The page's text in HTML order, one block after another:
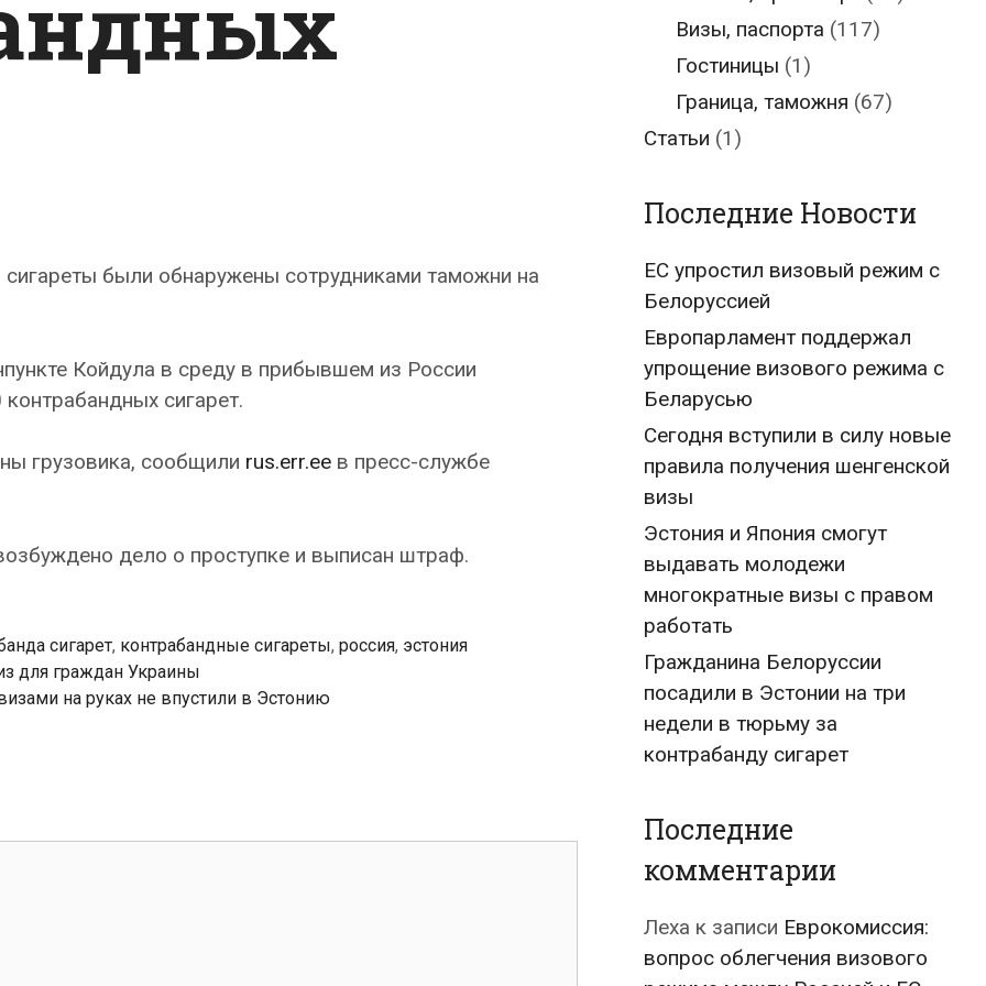
сигареты были обнаружены сотрудниками таможни на
Койдула в среду в прибывшем из России
сигарет.
грузовика, сообщили rus.err.ee в пресс-службе
дело о проступке и выписан штраф.
сигарет, контрабандные сигареты, россия, эстония
для граждан Украины
на руках не впустили в Эстонию
Визы, паспорта (117)
Гостиницы (1)
Граница, таможня (67)
Статьи (1)
Последние Новости
ЕС упростил визовый режим с
Белоруссией
Европарламент поддержал
упрощение визового режима с
Беларусью
Сегодня вступили в силу новые
правила получения шенгенской
визы
Эстония и Япония смогут
выдавать молодежи
многократные визы с правом
работать
Гражданина Белоруссии
посадили в Эстонии на три
недели в тюрьму за
контрабанду сигарет
Последние
комментарии
Леха к записи Еврокомиссия:
вопрос облегчения визового